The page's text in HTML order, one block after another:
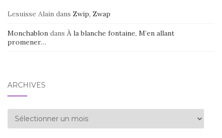
Lesuisse Alain dans Zwip, Zwap
Monchablon dans À la blanche fontaine, M’en allant
promener…
ARCHIVES
Archives